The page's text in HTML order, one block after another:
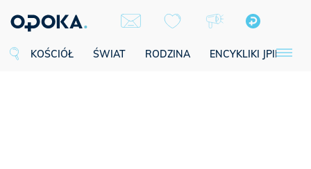
KOŚCIÓŁ ŚWIAT RODZINA ENCYKLIKI JPII